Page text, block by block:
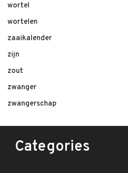
wortel
wortelen
zaaikalender
zijn
zout
zwanger
zwangerschap
Categories